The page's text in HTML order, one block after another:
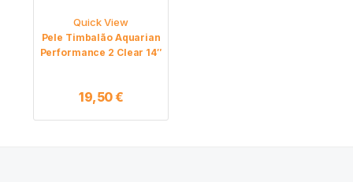
Quick View
Pele Timbalão Aquarian
Performance 2 Clear 14″
19,50€